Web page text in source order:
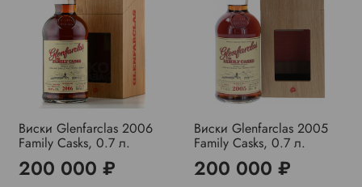
Виски Glenfarclas 2006
Family Casks, 0.7 л.
200 000 ₽
Виски Glenfarclas 2005
Family Casks, 0.7 л.
200 000 ₽